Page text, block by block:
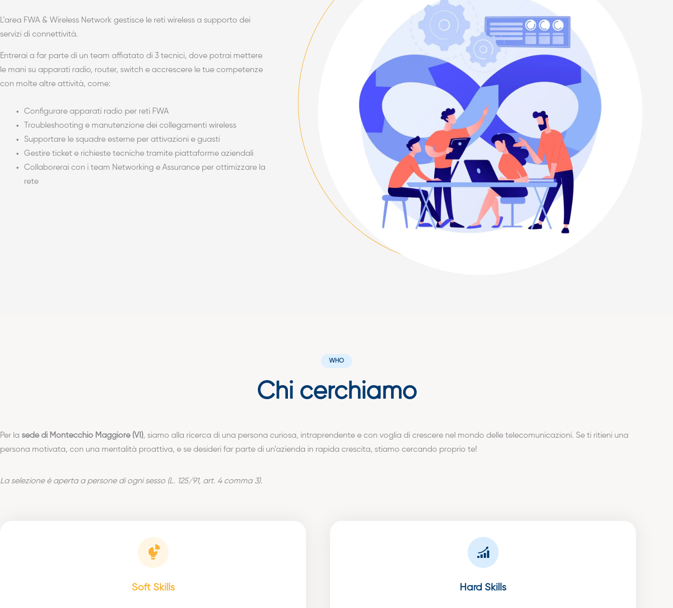
L’area FWA & Wireless Network gestisce le reti wireless a supporto dei
servizi di connettività.
Entrerai a far parte di un team affiatato di 3 tecnici, dove potrai mettere
le mani su apparati radio, router, switch e accrescere le tue competenze
con molte altre attività, come:
Configurare apparati radio per reti FWA
Troubleshooting e manutenzione dei collegamenti wireless
Supportare le squadre esterne per attivazioni e guasti
Gestire ticket e richieste tecniche tramite piattaforme aziendali
Collaborerai con i team Networking e Assurance per ottimizzare la
rete
WHO
Chi cerchiamo
Per la sede di Montecchio Maggiore (VI), siamo alla ricerca di una persona curiosa, intraprendente e con voglia di crescere nel mondo delle telecomunicazioni. Se ti ritieni una
persona motivata, con una mentalità proattiva, e se desideri far parte di un’azienda in rapida crescita, stiamo cercando proprio te!
La selezione è aperta a persone di ogni sesso (L. 125/91, art. 4 comma 3).
Soft Skills Hard Skills